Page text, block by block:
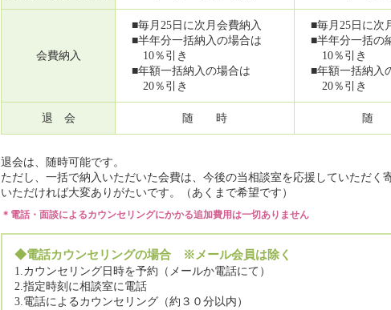
会費納入
■毎月25日に次月会費納入
■半年分一括納入の場合は
10％引き
■年額一括納入の場合は
20％引き
■毎月25日に次
■半年分一括の
10％引き
■年額一括納入
20％引き
退 会 随 時 随
退会は、随時可能です。
ただし、一括で納入いただいた会費は、今後の当相談室を応援していただく
いただければ大変ありがたいです。（あくまで希望です）
＊電話・面談によるカウンセリングにかかる追加費用は一切ありません
◆電話カウンセリングの場合 ※メール会員は除く
1.カウンセリング日時を予約（メールか電話にて）
2.指定時刻に相談室に電話
3.電話によるカウンセリング（約３０分以内）